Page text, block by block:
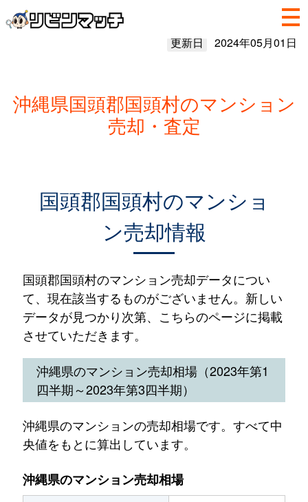
更新日 2024年05月01日
沖縄県国頭郡国頭村のマンション
売却・査定
国頭郡国頭村のマンショ
ン売却情報
国頭郡国頭村のマンション売却データについ
て、現在該当するものがございません。新しい
データが見つかり次第、こちらのページに掲載
させていただきます。
沖縄県のマンション売却相場（2023年第1
四半期～2023年第3四半期）
沖縄県のマンションの売却相場です。すべて中
央値をもとに算出しています。
沖縄県のマンション売却相場